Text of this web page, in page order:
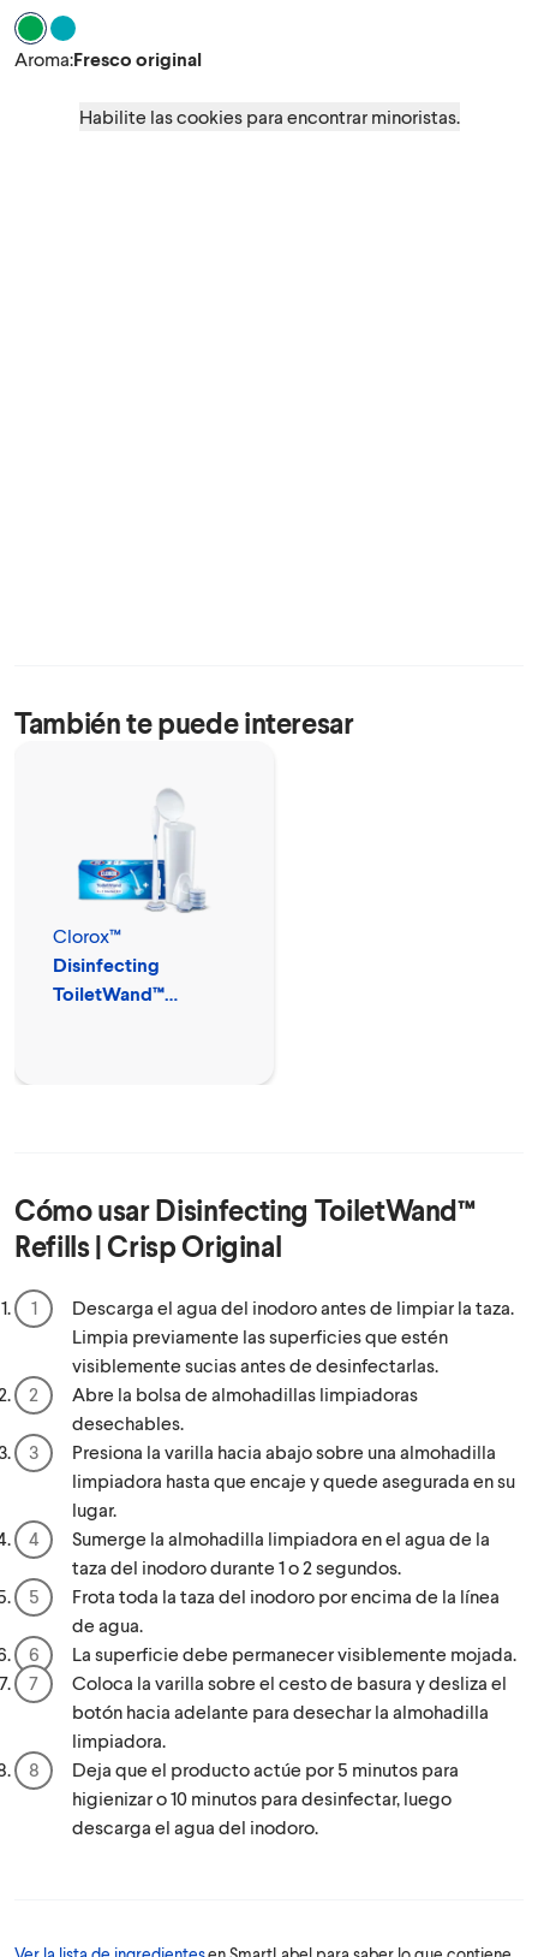
Aroma Fresco original
Aroma Rainforest Rush
Aroma:Fresco original
Habilite las cookies para encontrar minoristas.
También te puede interesar
Clorox™
Disinfecting
ToiletWand™
Cómo usarDisinfecting ToiletWand™
Refills | Crisp Original
Descarga el agua del inodoro antes de limpiar la taza.
Limpia previamente las superficies que estén
visiblemente sucias antes de desinfectarlas.
Abre la bolsa de almohadillas limpiadoras
desechables.
Presiona la varilla hacia abajo sobre una almohadilla
limpiadora hasta que encaje y quede asegurada en su
lugar.
Sumerge la almohadilla limpiadora en el agua de la
taza del inodoro durante 1 o 2 segundos.
Frota toda la taza del inodoro por encima de la línea
de agua.
La superficie debe permanecer visiblemente mojada.
Coloca la varilla sobre el cesto de basura y desliza el
botón hacia adelante para desechar la almohadilla
limpiadora.
Deja que el producto actúe por 5 minutos para
higienizar o 10 minutos para desinfectar, luego
descarga el agua del inodoro.